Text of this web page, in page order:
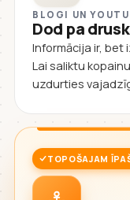
BLOGI UN
Dod pa
Informācija ir, bet
Lai saliktu
uzdurties
TOPOŠAJAM